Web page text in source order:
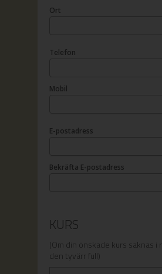
Ort
Telefon
Mobil
E-postadress
Bekräfta E-postadress
KURS
(Om din önskade kurs saknas i
den tyvärr full)